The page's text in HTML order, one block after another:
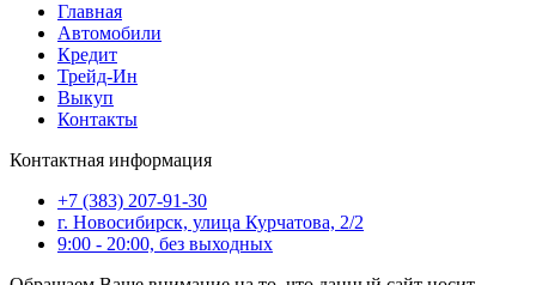
Главная
Автомобили
Кредит
Трейд-Ин
Выкуп
Контакты
Контактная информация
+7 (383) 207-91-30
г. Новосибирск, улица Курчатова, 2/2
9:00 - 20:00, без выходных